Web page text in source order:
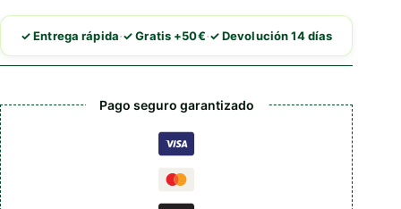
Adult
cantidad
✓ Entrega rápida·✓ Gratis +50€·✓ Devolución 14 días
Pago seguro garantizado